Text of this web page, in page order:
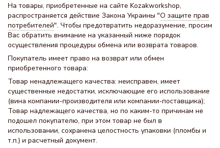
На товары, приобретенные на сайте Kozakworkshop,
распространяется действие Закона Украины "О защите прав
потребителей". Чтобы предотвратить недоразумение, просим
Вас обратить внимание на указанный ниже порядок
осуществления процедуры обмена или возврата товаров.
Покупатель имеет право на возврат или обмен
приобретенного товара:
Товар ненадлежащего качества: неисправен, имеет
существенные недостатки, исключающие его использование
(вина компании-производителя или компании-поставщика);
Товар надлежащего качества, но по каким-то причинам не
подошел покупателю, при этом товар не был в
использовании, сохранена целостность упаковки (пломбы и
т.п.) и расчетный документ.